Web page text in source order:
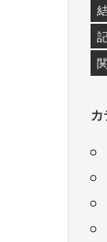
カ